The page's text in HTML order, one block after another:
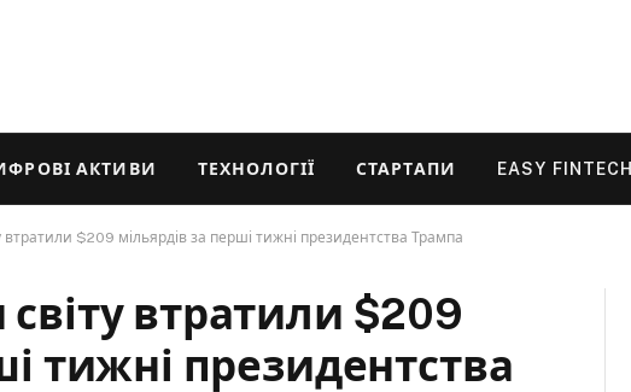
АКТИВИ ТЕХНОЛОГІЇ СТАРТАПИ EASY FINTECH
втратили $209 мільярдів за перші тижні президентства Трампа
втратили $209
тижні президентства